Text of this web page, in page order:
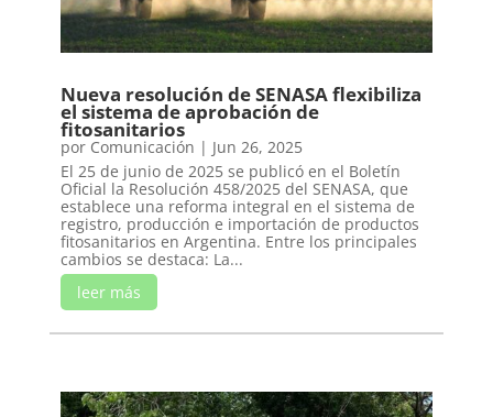
Nueva resolución de SENASA flexibiliza
el sistema de aprobación de
fitosanitarios
por Comunicación | Jun 26, 2025
El 25 de junio de 2025 se publicó en el Boletín
Oficial la Resolución 458/2025 del SENASA, que
establece una reforma integral en el sistema de
registro, producción e importación de productos
fitosanitarios en Argentina. Entre los principales
cambios se destaca: La...
leer más